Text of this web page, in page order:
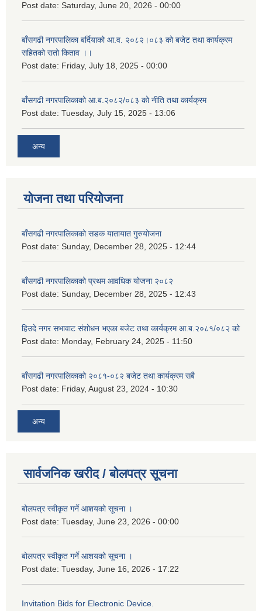
Post date: Saturday, June 20, 2026 - 00:00
बाँसगढी नगरपालिका बर्दियाको आ.व. २०८२।०८३ को बजेट तथा कार्यक्रम
सहितको रातो किताव ।।
Post date: Friday, July 18, 2025 - 00:00
बाँसगढी नगरपालिकाको आ.ब.२०८२/०८३ को नीति तथा कार्यक्रम
Post date: Tuesday, July 15, 2025 - 13:06
अन्य
योजना तथा परियोजना
बाँसगढी नगरपालिकाको सडक यातायात गुरुयोजना
Post date: Sunday, December 28, 2025 - 12:44
बाँसगढी नगरपालिकाको प्रथम आवधिक योजना २०८२
Post date: Sunday, December 28, 2025 - 12:43
हिउदे नगर सभावाट संशोधन भएका बजेट तथा कार्यक्रम आ.ब.२०८१/०८२ को
Post date: Monday, February 24, 2025 - 11:50
बाँसगढी नगरपालिकाको २०८१-०८२ बजेट तथा कार्यक्रम सबै
Post date: Friday, August 23, 2024 - 10:30
अन्य
सार्वजनिक खरीद / बोलपत्र सूचना
बोलपत्र स्वीकृत गर्ने आशयको सूचना ।
Post date: Tuesday, June 23, 2026 - 00:00
बोलपत्र स्वीकृत गर्ने आशयको सूचना ।
Post date: Tuesday, June 16, 2026 - 17:22
Invitation Bids for Electronic Device.